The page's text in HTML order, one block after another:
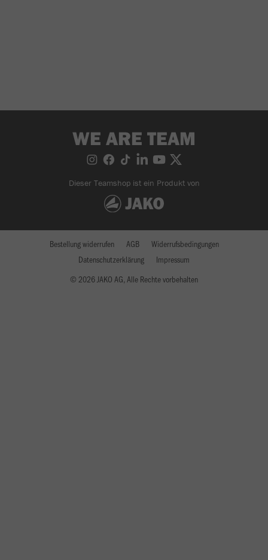
WE ARE TEAM
Dieser Teamshop ist ein Produkt von
© 2026 JAKO AG, Alle Rechte vorbehalten
Bestellung widerrufen AGB
Widerrufsbedingungen
Datenschutzerklärung
Impressum